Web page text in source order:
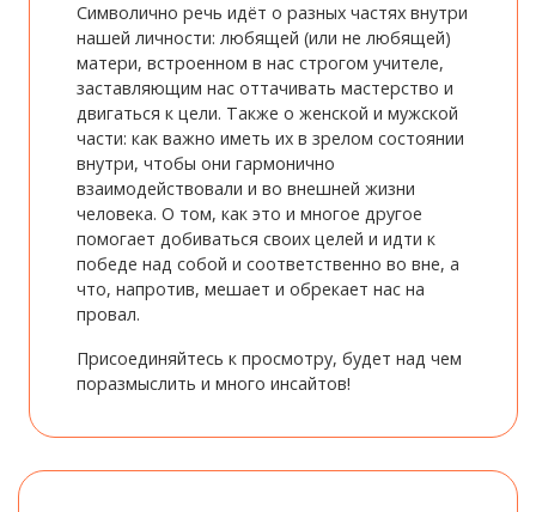
Символично речь идёт о разных частях внутри
нашей личности: любящей (или не любящей)
матери, встроенном в нас строгом учителе,
заставляющим нас оттачивать мастерство и
двигаться к цели. Также о женской и мужской
части: как важно иметь их в зрелом состоянии
внутри, чтобы они гармонично
взаимодействовали и во внешней жизни
человека. О том, как это и многое другое
помогает добиваться своих целей и идти к
победе над собой и соответственно во вне, а
что, напротив, мешает и обрекает нас на
провал.
Присоединяйтесь к просмотру, будет над чем
поразмыслить и много инсайтов!